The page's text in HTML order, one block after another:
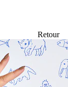
Retour